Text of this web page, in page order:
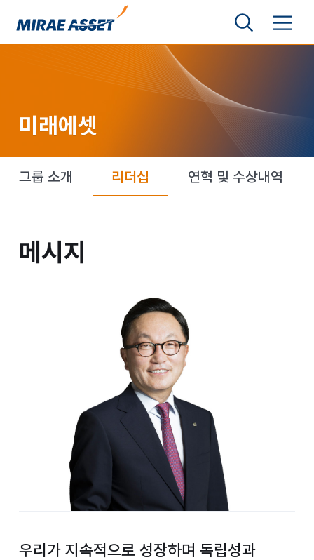
미래에셋
미래에셋
그룹 소개 리더십 연혁 및 수상내역
메시지
우리가 지속적으로 성장하며독립성과